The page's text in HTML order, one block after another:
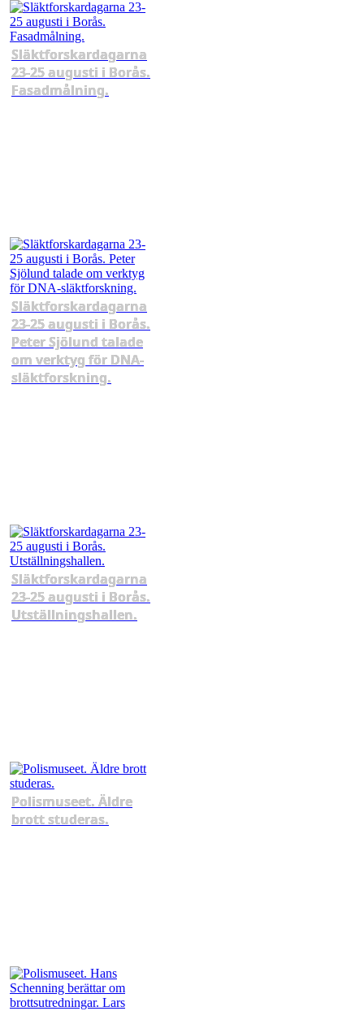
Släktforskardagarna
23-25 augusti i Borås.
Fasadmålning.
Släktforskardagarna
23-25 augusti i Borås.
Peter Sjölund talade
om verktyg för DNA-
släktforskning.
Släktforskardagarna
23-25 augusti i Borås.
Utställningshallen.
Polismuseet. Äldre
brott studeras.